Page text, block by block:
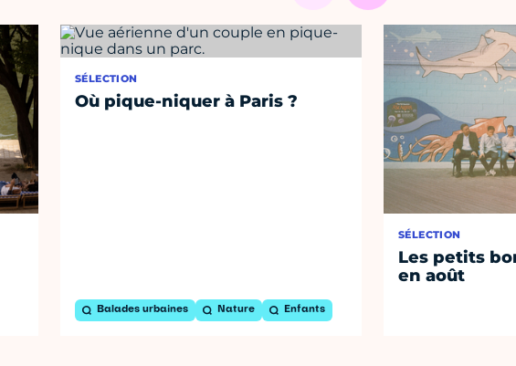
SÉLECTION
Où pique-niquer à Paris ?
Balades urbaines Nature Enfants
SÉLECTION
Les petits
en août